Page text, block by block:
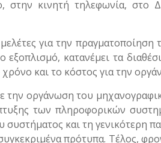
στην κινητή τηλεφωνία, στο
για την πραγματοποίηση
εξοπλισμό, κατανέμει τα
χρόνο και το κόστος για την
την οργάνωση του
των πληροφορικών
και τη γενικότερη
πρότυπα. Τέλος,